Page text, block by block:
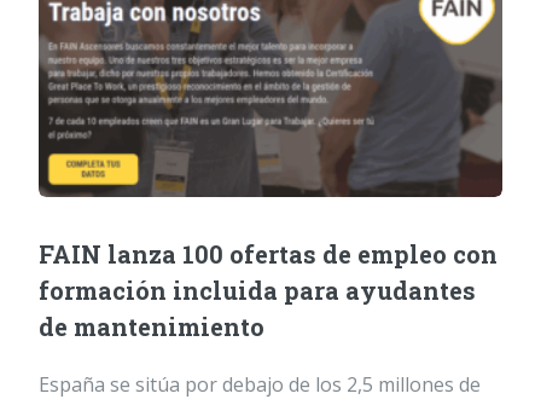
FAIN lanza 100 ofertas de empleo con
formación incluida para ayudantes
de mantenimiento
España se sitúa por debajo de los 2,5 millones de